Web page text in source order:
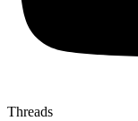
Threads